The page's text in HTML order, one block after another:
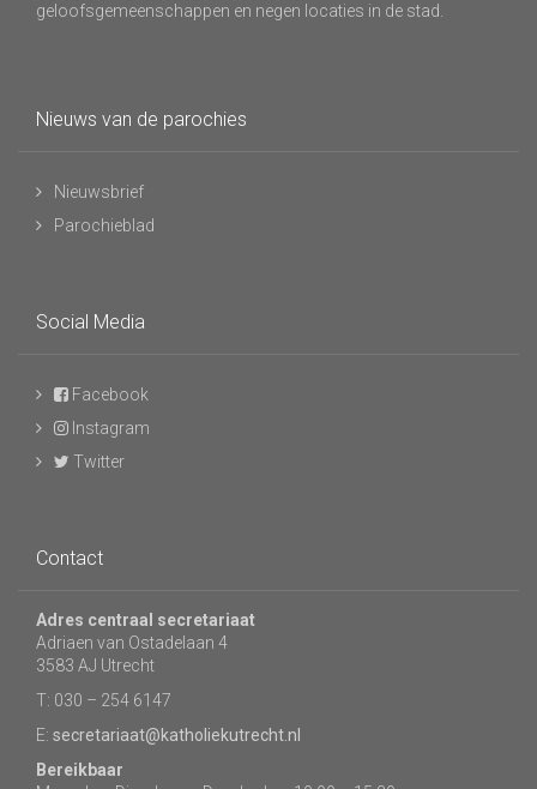
geloofsgemeenschappen en negen locaties in de stad.
Nieuws van de parochies
Nieuwsbrief
Parochieblad
Social Media
Facebook
Instagram
Twitter
Contact
Adres centraal secretariaat
Adriaen van Ostadelaan 4
3583 AJ Utrecht
T: 030 – 254 6147
E: secretariaat@katholiekutrecht.nl
Bereikbaar